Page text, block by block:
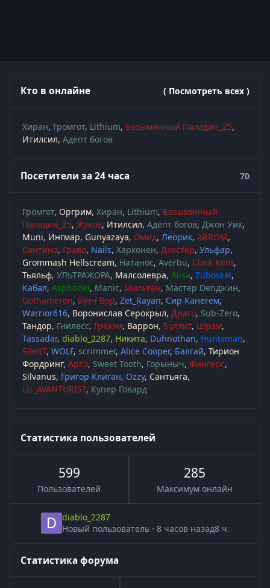
Кто в онлайне ( Посмотреть всех )
Хиран Громгот Lithium Безымянный Паладин_25
Итилсил Адепт богов
Посетители за 24 часа 70
Громгот Оргрим Хиран Lithium Безымянный
Паладин_25 Жуков Итилсил Адепт богов Джон Уик
Muni Ингмар Gunyazaya Омид Леорик ARROM
Сантино Граво Nails Харконен Декстер Ульфар
Grommash Hellscream Натанос Averbu Clark Kent
Тьяльф УЛЬТРАЖОРА Малсолевра Alisa Zuboskal
Кабал Asphodel Manic Мильтен Мастер Denджин
Gothameron Бутч Вор Zet_Rayan Сир Канегем
Warrior616 Воронислав Серокрыл Драго Sub-Zero
Тандор Гнилесс Грехэм Варрон Буллит Шрам
Tassadar diablo_2287 Никита Duhnothan Huntsman
SilenT WOLF scrimmer Alice Cooper Балгай Тирион
Фордринг Арто Sweet Tooth Горыныч Фингерс
Silvanus Григор Клиган Ozzy Сантьяга
Lis_AVANTURIST Купер Говард
Статистика пользователей
599
Пользователей
285
Максимум онлайн
diablo_2287
Новый пользователь · 8 часов назад8 ч.
Статистика форума